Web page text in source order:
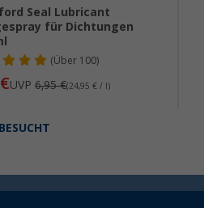
Seal Lubricant
für Dichtungen
(Über 100)
€UVP6,95 €(24,95 € / l)